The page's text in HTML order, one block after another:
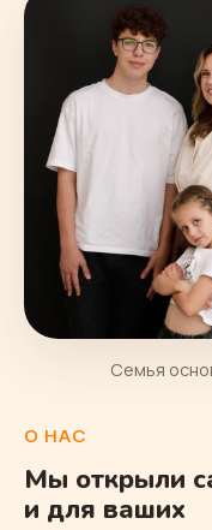
Семья
О НАС
Мы открыли
и для ваших